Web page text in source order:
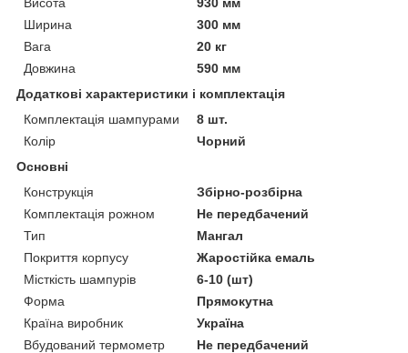
Ширина
300 мм
Вага
20 кг
Довжина
590 мм
Додаткові характеристики і комплектація
Комплектація шампурами
8 шт.
Колір
Чорний
Основні
Конструкція
Збірно-розбірна
Комплектація рожном
Не передбачений
Тип
Мангал
Покриття корпусу
Жаростійка емаль
Місткість шампурів
6-10 (шт)
Форма
Прямокутна
Країна виробник
Україна
Вбудований термометр
Не передбачений